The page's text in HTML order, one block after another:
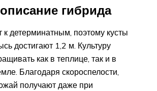
гибрида
к детерминатным, поэтому кусты
достигают 1,2 м. Культуру
как в теплице, так и в
Благодаря скороспелости,
получают даже при